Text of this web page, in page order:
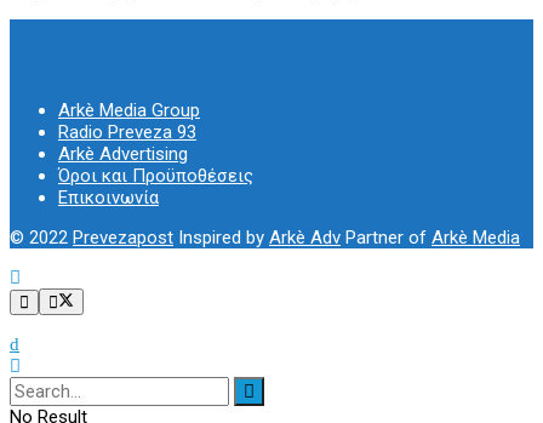
Arkè Media Group
Radio Preveza 93
Arkè Advertising
Όροι και Προϋποθέσεις
Επικοινωνία
© 2022 Prevezapost Inspired by Arkè Adv Partner of Arkè Media
No Result